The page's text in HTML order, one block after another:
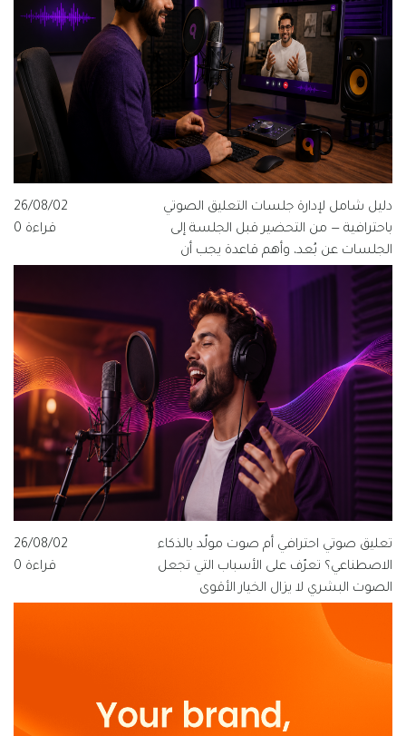
دليل شامل لإدارة جلسات التعليق الصوتي
باحترافية — من التحضير قبل الجلسة إلى
الجلسات عن بُعد، وأهم قاعدة يجب أن
يعرفها كل مخرج ومنتج وفنان صوت.
26/08/02
قراءة 0
تعليق صوتي احترافي أم صوت مولّد بالذكاء
الاصطناعي؟ تعرّف على الأسباب التي تجعل
الصوت البشري لا يزال الخيار الأقوى
للعلامات التجارية الناطقة بالعربية، ولماذا
تتبنى قيمة فويس شعار "الصوت الذي
يفهم العربية".
26/08/02
قراءة 0